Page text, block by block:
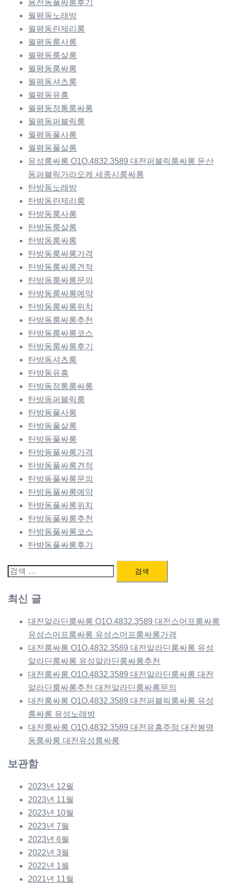
용전동풀싸롱후기
월평동노래방
월평동란제리룸
월평동룸사롱
월평동룸살롱
월평동룸싸롱
월평동셔츠룸
월평동유흥
월평동정통룸싸롱
월평동퍼블릭룸
월평동풀사롱
월평동풀살롱
유성룸싸롱 O1O.4832.3589 대전퍼블릭룸싸롱 둔산
동퍼블릭가라오케 세종시룸싸롱
탄방동노래방
탄방동란제리룸
탄방동룸사롱
탄방동룸살롱
탄방동룸싸롱
탄방동룸싸롱가격
탄방동룸싸롱견적
탄방동룸싸롱문의
탄방동룸싸롱예약
탄방동룸싸롱위치
탄방동룸싸롱추천
탄방동룸싸롱코스
탄방동룸싸롱후기
탄방동셔츠룸
탄방동유흥
탄방동정통룸싸롱
탄방동퍼블릭룸
탄방동풀사롱
탄방동풀살롱
탄방동풀싸롱
탄방동풀싸롱가격
탄방동풀싸롱견적
탄방동풀싸롱문의
탄방동풀싸롱예약
탄방동풀싸롱위치
탄방동풀싸롱추천
탄방동풀싸롱코스
탄방동풀싸롱후기
검
최신 글
대전알라딘룸싸롱 O1O.4832.3589 대전스머프룸싸롱
유성스머프룸싸롱 유성스머프룸싸롱가격
대전룸싸롱 O1O.4832.3589 대전알라딘룸싸롱 유성
알라딘룸싸롱 유성알라딘룸싸롱추천
대전룸싸롱 O1O.4832.3589 대전알라딘룸싸롱 대전
알라딘룸싸롱추천 대전알라딘룸싸롱문의
대전룸싸롱 O1O.4832.3589 대전퍼블릭룸싸롱 유성
룸싸롱 유성노래방
대전룸싸롱 O1O.4832.3589 대전유흥주점 대전봉명
동룸싸롱 대전유성룸싸롱
보관함
2023년 12월
2023년 11월
2023년 10월
2023년 7월
2023년 6월
2022년 3월
2022년 1월
2021년 11월